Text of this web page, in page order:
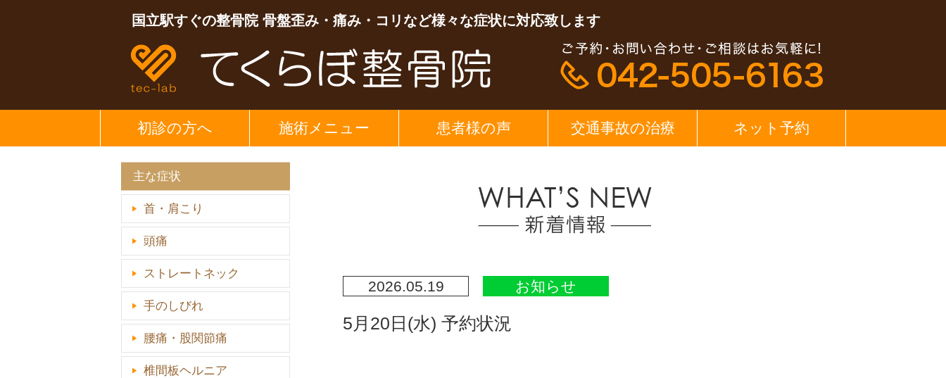
国立駅すぐの整骨院 骨盤歪み・痛み・コリなど様々な症状に対応致します
初診の方へ 施術メニュー 患者様の声 交通事故の治療 ネット予約
2026.05.19 お知らせ
5月20日(水) 予約状況
主な症状
首・肩こり
頭痛
ストレートネック
手のしびれ
腰痛・股関節痛
椎間板ヘルニア